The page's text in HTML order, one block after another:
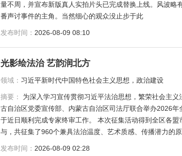
量不周，并宣布新版真人实拍片头已完成替换上线。风波
番声讨事件的主角。当然细心的观众没止步于此
发布时间： 2026-08-09 08:10
光影绘法治 艺韵润北方
领域： 习近平新时代中国特色社会主义思想，政治建设
摘要：
为深入学习宣传贯彻习近平法治思想，繁荣社会主
古自治区党委宣传部、内蒙古自治区司法厅联合举办2026年
于近日顺利完成专家终审工作。 本次征集活动得到全区各
与，共征集了960个兼具法治温度、艺术质感、传播潜力的原
发布时间： 2026-08-09 02:28